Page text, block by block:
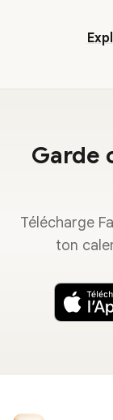
Garde
Télécharge
ton